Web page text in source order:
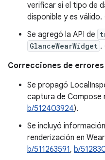
verificar si el tipo de
disponible y es válido.
Se agregó la API de
GlanceWearWidget .
Correcciones de errores
Se propagó
captura de Compose
b/512403924).
Se incluyó
renderización en
b/511263591, b/